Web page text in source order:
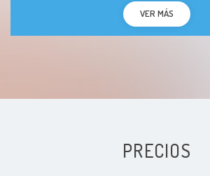
VER MÁS
PRECIOS